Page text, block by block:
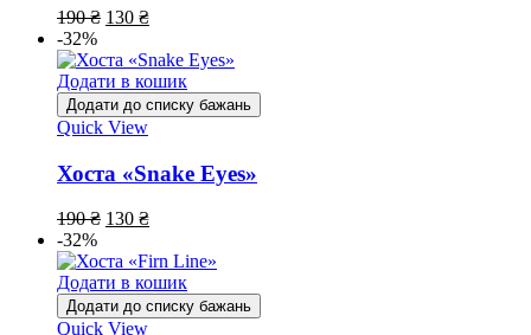
190₴ 130 ₴
-32%
Додати в кошик
Додати до списку бажань
Quick View
Хоста «Snake Eyes»
190₴ 130 ₴
-32%
Додати в кошик
Додати до списку бажань
Quick View